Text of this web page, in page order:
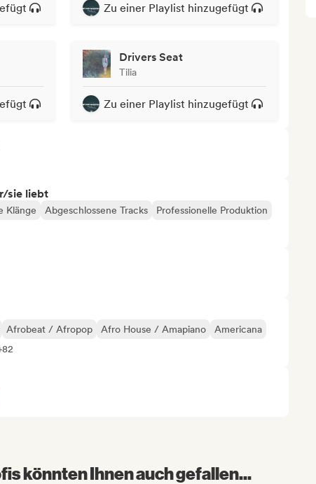
Zu einer Playlist hinzugefügt
Drivers Seat
Tilia
Zu einer Playlist hinzugefügt
sie liebt
Klänge Abgeschlossene Tracks
Professionelle Produktion
Afrobeat / Afropop Afro House / Amapiano
Americana
könnten Ihnen auch gefallen...